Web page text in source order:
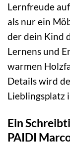
Lernfreude
als nur ein
der dein Kind
Lernens und
warmen
Details wird
Lieblingsplatz
Ein
PAIDI